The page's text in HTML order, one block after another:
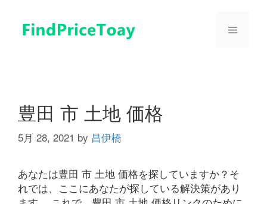
メ
豊田 市 土地 価格
5月 28, 2021 by 昌伊橋
あなたは豊田 市 土地 価格を探していますか？そ
れでは、ここにあなたが探している解決策があり